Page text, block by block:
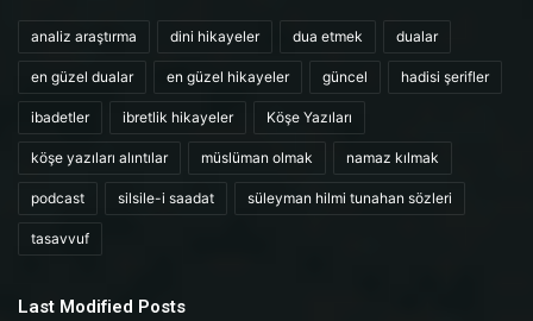
analiz araştırma dini hikayeler dua etmek dualar
en güzel dualar en güzel hikayeler güncel hadisi şerifler
ibadetler ibretlik hikayeler Köşe Yazıları
köşe yazıları alıntılar müslüman olmak namaz kılmak
podcast silsile-i saadat süleyman hilmi tunahan sözleri
tasavvuf
Last Modified Posts